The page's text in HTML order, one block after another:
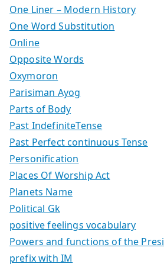
One Liner – Modern History
One Word Substitution
Online
Opposite Words
Oxymoron
Parisiman Ayog
Parts of Body
Past IndefiniteTense
Past Perfect continuous Tense
Personification
Places Of Worship Act
Planets Name
Political Gk
positive feelings vocabulary
Powers and functions of the
prefix with IM